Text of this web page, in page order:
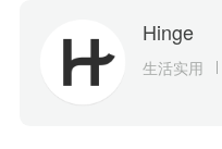
Hinge
生活实用